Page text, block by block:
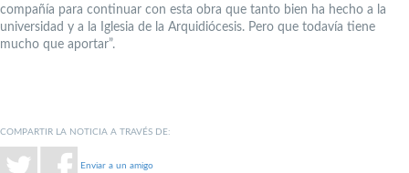
compañía para continuar con esta obra que tanto bien ha hecho a la
universidad y a la Iglesia de la Arquidiócesis. Pero que todavía tiene
mucho que aportar”.
COMPARTIR LA NOTICIA A TRAVÉS DE:
Enviar a un amigo